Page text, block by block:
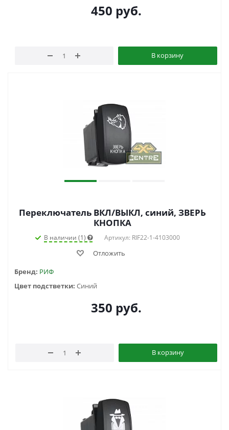
450 руб.
В корзину
Переключатель ВКЛ/ВЫКЛ, синий, ЗВЕРЬ
КНОПКА
В наличии (1) Артикул: RIF22-1-4103000
Отложить
Бренд: РИФ
Цвет подстветки: Синий
350 руб.
В корзину